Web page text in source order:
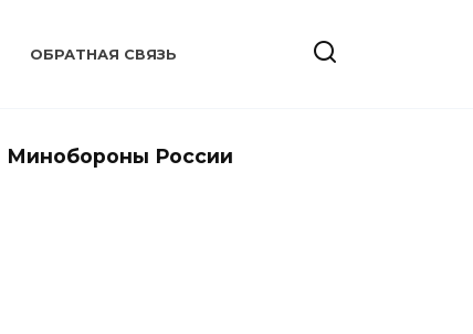
ОБРАТНАЯ СВЯЗЬ
Минобороны России